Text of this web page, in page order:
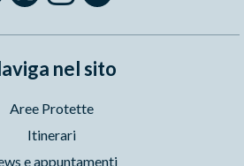
nel sito
Aree Protette
Itinerari
e appuntamenti